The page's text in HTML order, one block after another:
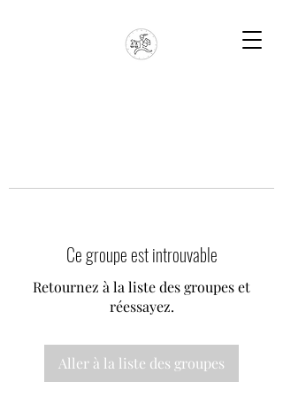
Ce groupe est introuvable
Retournez à la liste des groupes et
réessayez.
Aller à la liste des groupes